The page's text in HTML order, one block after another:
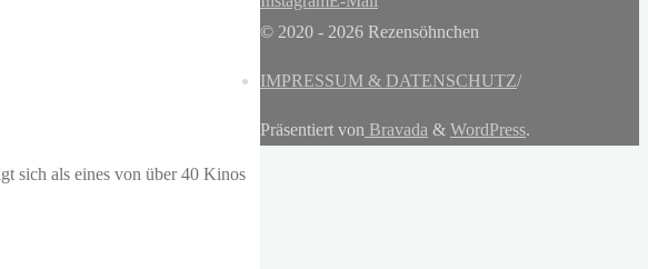
sich als eines von über 40 Kinos
© 2020 - 2026 Rezensöhnchen
IMPRESSUM & DATENSCHUTZ/
Präsentiert von Bravada & WordPress.